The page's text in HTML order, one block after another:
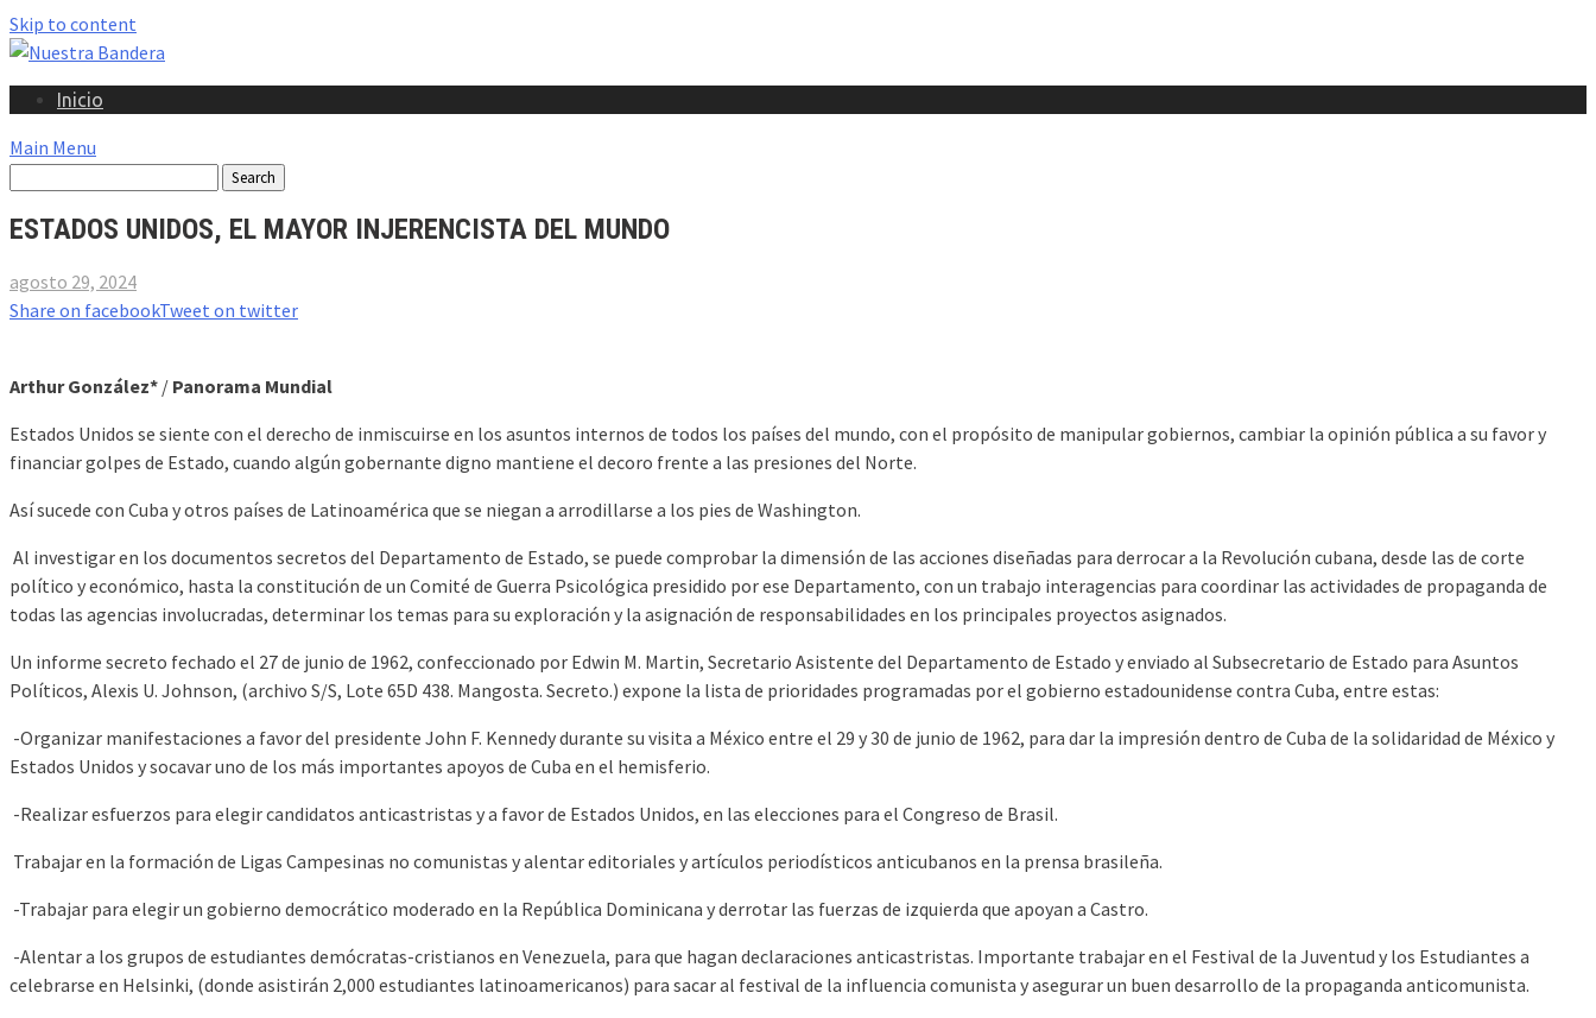
Skip to content
Inicio
Main Menu
ESTADOS UNIDOS, EL MAYOR INJERENCISTA DEL MUNDO
agosto 29, 2024
Share on facebookTweet on twitter
Arthur González* / Panorama Mundial
Estados Unidos se siente con el derecho de inmiscuirse en los asuntos internos de todos los países del mundo, con el propósito de manipular gobiernos, cambiar la opinión pública a su favor y
financiar golpes de Estado, cuando algún gobernante digno mantiene el decoro frente a las presiones del Norte.
Así sucede con Cuba y otros países de Latinoamérica que se niegan a arrodillarse a los pies de Washington.
Al investigar en los documentos secretos del Departamento de Estado, se puede comprobar la dimensión de las acciones diseñadas para derrocar a la Revolución cubana, desde las de corte
político y económico, hasta la constitución de un Comité de Guerra Psicológica presidido por ese Departamento, con un trabajo interagencias para coordinar las actividades de propaganda de
todas las agencias involucradas, determinar los temas para su exploración y la asignación de responsabilidades en los principales proyectos asignados.
Un informe secreto fechado el 27 de junio de 1962, confeccionado por Edwin M. Martin, Secretario Asistente del Departamento de Estado y enviado al Subsecretario de Estado para Asuntos
Políticos, Alexis U. Johnson, (archivo S/S, Lote 65D 438. Mangosta. Secreto.) expone la lista de prioridades programadas por el gobierno estadounidense contra Cuba, entre estas:
-Organizar manifestaciones a favor del presidente John F. Kennedy durante su visita a México entre el 29 y 30 de junio de 1962, para dar la impresión dentro de Cuba de la solidaridad de México y
Estados Unidos y socavar uno de los más importantes apoyos de Cuba en el hemisferio.
-Realizar esfuerzos para elegir candidatos anticastristas y a favor de Estados Unidos, en las elecciones para el Congreso de Brasil.
Trabajar en la formación de Ligas Campesinas no comunistas y alentar editoriales y artículos periodísticos anticubanos en la prensa brasileña.
-Trabajar para elegir un gobierno democrático moderado en la República Dominicana y derrotar las fuerzas de izquierda que apoyan a Castro.
-Alentar a los grupos de estudiantes demócratas-cristianos en Venezuela, para que hagan declaraciones anticastristas. Importante trabajar en el Festival de la Juventud y los Estudiantes a
celebrarse en Helsinki, (donde asistirán 2,000 estudiantes latinoamericanos) para sacar al festival de la influencia comunista y asegurar un buen desarrollo de la propaganda anticomunista.